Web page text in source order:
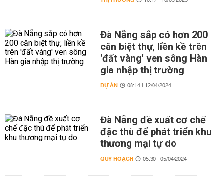
Đà Nẵng sắp có hơn 200
căn biệt thự, liền kề trên
'đất vàng' ven sông Hàn
gia nhập thị trường
DỰ ÁN 08:14 | 12/04/2024
Đà Nẵng đề xuất cơ chế
đặc thù để phát triển khu
thương mại tự do
QUY HOẠCH 05:30 | 05/04/2024